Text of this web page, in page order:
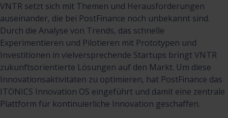
VNTR setzt sich mit Themen und Herausforderungen
auseinander, die bei PostFinance noch unbekannt sind.
Durch die Analyse von Trends, das schnelle
Experimentieren und Pilotieren mit Prototypen und
Investitionen in vielversprechende Startups bringt VNTR
zukunftsorientierte Lösungen auf den Markt. Um diese
Innovationsaktivitäten zu optimieren, hat PostFinance das
ITONICS Innovation OS eingeführt und damit eine zentrale
Plattform für kontinuierliche Innovation geschaffen.